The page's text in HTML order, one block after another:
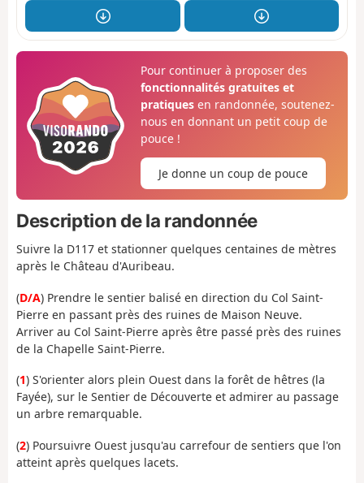
Pour continuer à proposer des
fonctionnalités gratuites et
pratiquesen randonnée, soutenez-
nous en donnant un petit coup de
pouce !
Je donne un coup de pouce
Description de la randonnée
Suivre la D117 et stationner quelques centaines de mètres
après le Château d'Auribeau.
(D/A) Prendre le sentier balisé en direction du Col Saint-
Pierre en passant près des ruines de Maison Neuve.
Arriver au Col Saint-Pierre après être passé près des ruines
de la Chapelle Saint-Pierre.
(1) S'orienter alors plein Ouest dans la forêt de hêtres (la
Fayée), sur le Sentier de Découverte et admirer au passage
un arbre remarquable.
(2) Poursuivre Ouest jusqu'au carrefour de sentiers que l'on
atteint après quelques lacets.